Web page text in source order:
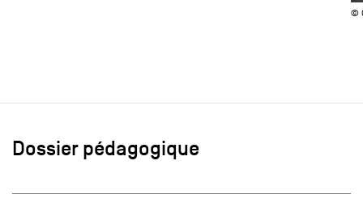
©
Dossier pédagogique